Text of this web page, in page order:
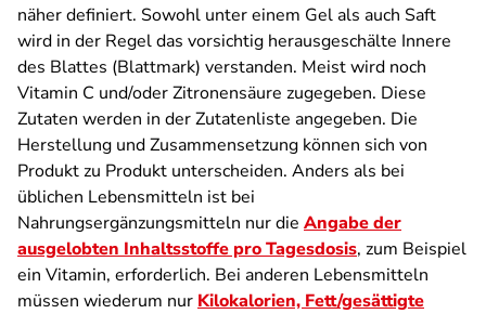
näher definiert. Sowohl unter einem Gel als auch Saft
wird in der Regel das vorsichtig herausgeschälte Innere
des Blattes (Blattmark) verstanden. Meist wird noch
Vitamin C und/oder Zitronensäure zugegeben. Diese
Zutaten werden in der Zutatenliste angegeben. Die
Herstellung und Zusammensetzung können sich von
Produkt zu Produkt unterscheiden. Anders als bei
üblichen Lebensmitteln ist bei
Nahrungsergänzungsmitteln nur die Angabe der
ausgelobten Inhaltsstoffe pro Tagesdosis, zum Beispiel
ein Vitamin, erforderlich. Bei anderen Lebensmitteln
müssen wiederum nur Kilokalorien, Fett/gesättigte